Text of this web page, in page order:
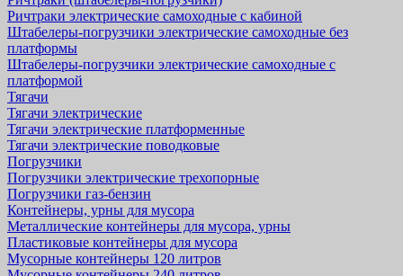
Ричтраки электрические самоходные с кабиной
Штабелеры-погрузчики электрические самоходные без
платформы
Штабелеры-погрузчики электрические самоходные с
платформой
Тягачи
Тягачи электрические
Тягачи электрические платформенные
Тягачи электрические поводковые
Погрузчики
Погрузчики электрические трехопорные
Погрузчики газ-бензин
Контейнеры, урны для мусора
Металлические контейнеры для мусора, урны
Пластиковые контейнеры для мусора
Мусорные контейнеры 120 литров